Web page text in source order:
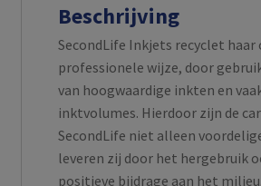
Beschrijving
SecondLife Inkjets recyclet haar
professionele wijze, door
van hoogwaardige inkten en
inktvolumes. Hierdoor zijn de
SecondLife niet alleen
leveren zij door het hergebruik
positieve bijdrage aan het milieu.